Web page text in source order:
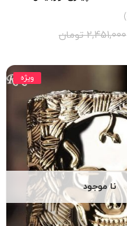
2,451,000 تومان
ویژه
نا موجود